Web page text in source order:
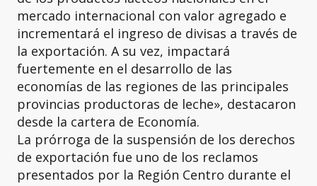
mercado internacional con valor agregado e
incrementará el ingreso de divisas a través de
la exportación. A su vez, impactará
fuertemente en el desarrollo de las
economías de las regiones de las principales
provincias productoras de leche», destacaron
desde la cartera de Economía.
La prórroga de la suspensión de los derechos
de exportación fue uno de los reclamos
presentados por la Región Centro durante el